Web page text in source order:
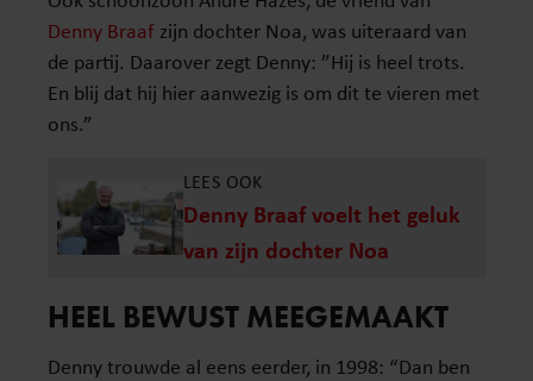
Denny Braaf zijn dochter Noa, was uiteraard van
de partij. Daarover zegt Denny: ”Hij is heel trots.
En blij dat hij hier aanwezig is om dit te vieren met
ons.”
LEES OOK
Denny Braaf voelt het geluk
van zijn dochter Noa
HEEL BEWUST MEEGEMAAKT
Denny trouwde al eens eerder, in 1998: “Dan ben